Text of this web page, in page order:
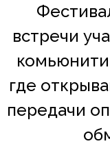
встречи
где
передачи